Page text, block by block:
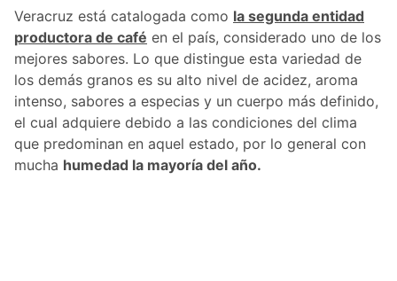
Veracruz está catalogada como la segunda entidad
productora de café en el país, considerado uno de los
mejores sabores. Lo que distingue esta variedad de
los demás granos es su alto nivel de acidez, aroma
intenso, sabores a especias y un cuerpo más definido,
el cual adquiere debido a las condiciones del clima
que predominan en aquel estado, por lo general con
mucha humedad la mayoría del año.